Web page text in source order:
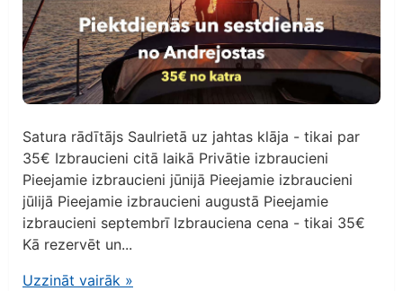
Satura rādītājs Saulrietā uz jahtas klāja - tikai par
35€ Izbraucieni citā laikā Privātie izbraucieni
Pieejamie izbraucieni jūnijā Pieejamie izbraucieni
jūlijā Pieejamie izbraucieni augustā Pieejamie
izbraucieni septembrī Izbrauciena cena - tikai 35€
Kā rezervēt un...
Uzzināt vairāk »